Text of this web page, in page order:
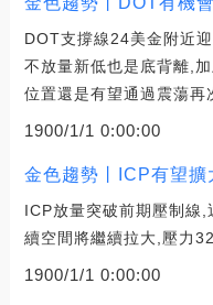
DOT支撐線24美金附近
不放量新低也是底背離,
位置還是有望通過震蕩再
1900/1/1 0:00:00
金色趨勢丨ICP有望擴
ICP放量突破前期壓制線
續空間將繼續拉大,壓力
1900/1/1 0:00:00